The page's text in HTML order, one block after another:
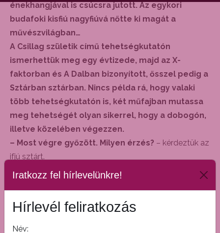
énekhangjával is csúcsra jutott. Az egykori
budafoki kisfiú nagyfiúvá nőtte ki magát a
művészvilágban…
A Csillag születik című tehetségkutatón
ismerhettük meg egy évtizede, majd az X-
faktorban és A Dalban bizonyított, ősszel pedig a
Sztárban sztárban. Nincs példa rá, hogy valaki
több tehetségkutatón is, két műfajban mutassa
meg tehetségét olyan sikerrel, hogy a dobogón,
illetve közelében végezzen.
– Most végre győzött. Milyen érzés? – kérdeztük az
ifjú sztárt.
– Ez egy új érzés számomra, de az eddigi
– Nem is akárkiket megelőzve, tapasztalt,
befutott énekesek előtt, az egyik legnagyobb
Iratkozz fel hírlevelünkre!
Hírlevél feliratkozás
Név: